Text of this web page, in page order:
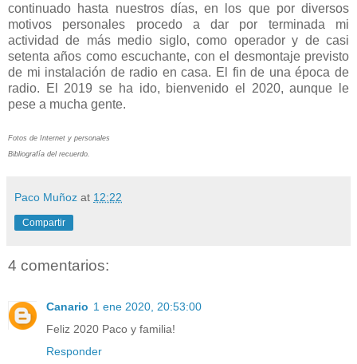
continuado hasta nuestros días, en los que por diversos
motivos personales procedo a dar por terminada mi
actividad de más medio siglo, como operador y de casi
setenta años como escuchante, con el desmontaje previsto
de mi instalación de radio en casa. El fin de una época de
radio. El 2019 se ha ido, bienvenido el 2020, aunque le
pese a mucha gente.
Fotos de Internet y personales
Bibliografía del recuerdo.
Paco Muñoz at 12:22
Compartir
4 comentarios:
Canario 1 ene 2020, 20:53:00
Feliz 2020 Paco y familia!
Responder